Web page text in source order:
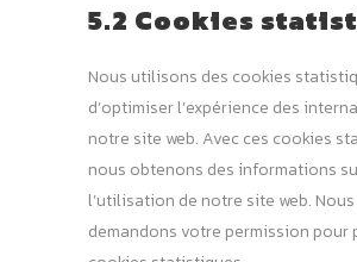
5.2 Cookies
Nous utilisons des cookies
d’optimiser l’expérience des
notre site web. Avec ces cookies
nous obtenons des informations
l’utilisation de notre site web. Nous
demandons votre permission pour